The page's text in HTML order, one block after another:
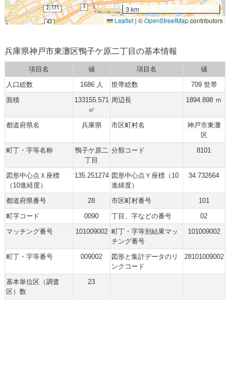
3 km
Leaflet | ©OpenStreetMapcontributors
兵庫県神戸市東灘区鴨子ケ原二丁目の基本情報
項目名 値 項目名
値
人口総数
1686 人 世帯総数
709 世帯
面積
133155.571
㎡
周辺長 1894.898 ｍ
都道府県名 兵庫県 市区町村名
神戸市東灘
区
町丁・字等名称
鴨子ケ原二
丁目
分類コード 8101
図形中心点Ｘ座標
（10進経度）
135.251274 図形中心点Ｙ座標（10
進緯度）
34.732664
都道府県番号 28 市区町村番号
101
町字コード
0090 丁目、字などの番号
02
マッチング番号
101009002 町丁・字等別結果マッ
チング番号
101009002
町丁・字等番号 009002
図形と集計データのリ
ンクコード
28101009002
基本単位区（調査
区）数
23